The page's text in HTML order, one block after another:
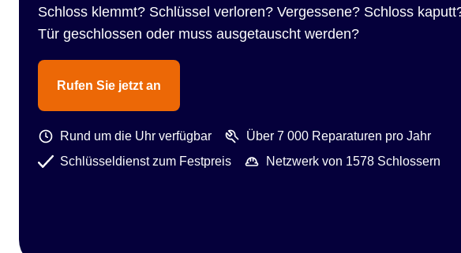
Schloss klemmt? Schlüssel verloren? Vergessene? Schloss
Tür geschlossen oder muss ausgetauscht werden?
Rufen Sie jetzt an
Rund um die Uhr verfügbar
Über 7 000 Reparaturen pro Jahr
Schlüsseldienst zum Festpreis
Netzwerk von 1578 Schlossern